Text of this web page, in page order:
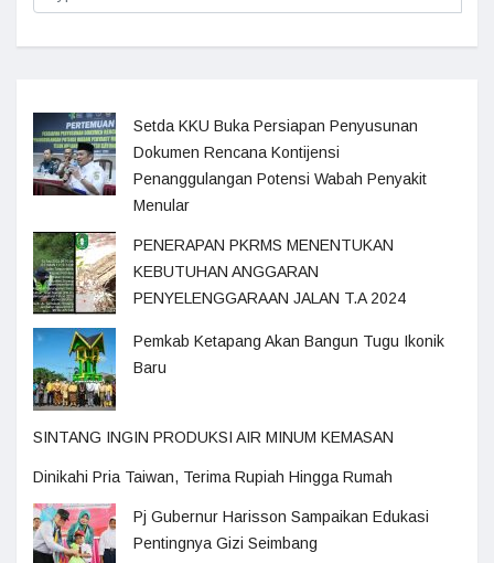
Setda KKU Buka Persiapan Penyusunan
Dokumen Rencana Kontijensi
Penanggulangan Potensi Wabah Penyakit
Menular
PENERAPAN PKRMS MENENTUKAN
KEBUTUHAN ANGGARAN
PENYELENGGARAAN JALAN T.A 2024
Pemkab Ketapang Akan Bangun Tugu Ikonik
Baru
SINTANG INGIN PRODUKSI AIR MINUM KEMASAN
Dinikahi Pria Taiwan, Terima Rupiah Hingga Rumah
Pj Gubernur Harisson Sampaikan Edukasi
Pentingnya Gizi Seimbang